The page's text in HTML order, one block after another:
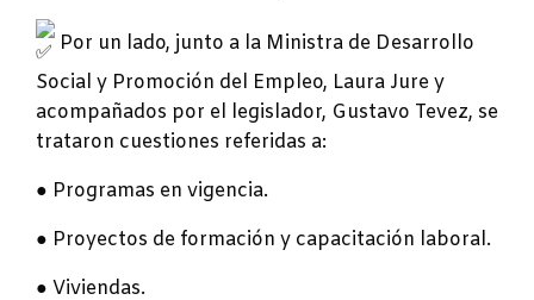
Por un lado, junto a la Ministra de Desarrollo
Social y Promoción del Empleo, Laura Jure y
acompañados por el legislador, Gustavo Tevez, se
trataron cuestiones referidas a:
● Programas en vigencia.
● Proyectos de formación y capacitación laboral.
● Viviendas.